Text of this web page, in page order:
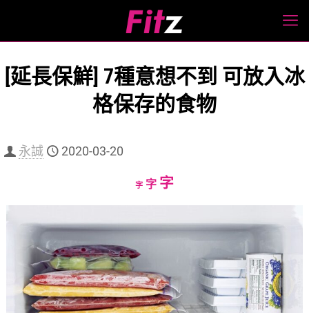
[延長保鮮] 7種意想不到 可放入冰
格保存的食物
永誠 2020-03-20
字Decrease
字Reset
字Increase